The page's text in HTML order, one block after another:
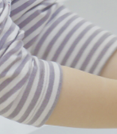
入園の概要
子育てひろばの
写真販売サービス